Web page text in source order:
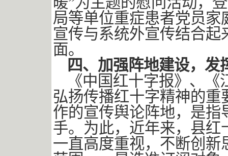
局等单位重症患者党员
宣传与系统外宣传结合
面。
四、加强阵地建设，发
《中国红十字报》、
弘扬传播红十字精神的
作的宣传舆论阵地，是
手。为此，近年来，县红
一直高度重视，不断创